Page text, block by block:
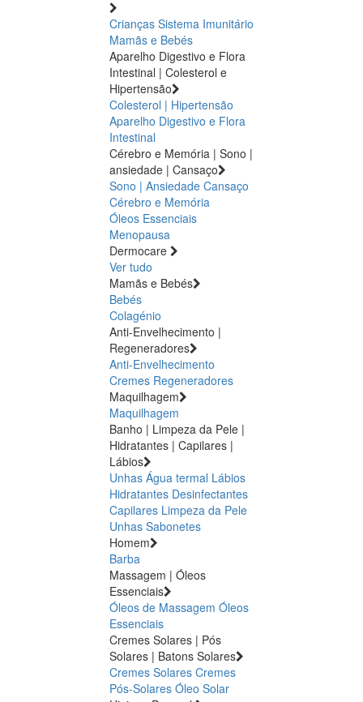
Crianças Sistema Imunitário
Mamãs e Bebés
Aparelho Digestivo e Flora
Intestinal | Colesterol e
Hipertensão
Colesterol | Hipertensão
Aparelho Digestivo e Flora
Intestinal
Cérebro e Memória | Sono |
ansiedade | Cansaço
Sono | Ansiedade Cansaço
Cérebro e Memória
Óleos Essenciais
Menopausa
Dermocare
Ver tudo
Mamãs e Bebés
Bebés
Colagénio
Anti-Envelhecimento |
Regeneradores
Anti-Envelhecimento
Cremes Regeneradores
Maquilhagem
Maquilhagem
Banho | Limpeza da Pele |
Hidratantes | Capilares |
Lábios
Unhas Água termal Lábios
Hidratantes Desinfectantes
Capilares Limpeza da Pele
Unhas Sabonetes
Homem
Barba
Massagem | Óleos
Essenciais
Óleos de Massagem Óleos
Essenciais
Cremes Solares | Pós
Solares | Batons Solares
Cremes Solares Cremes
Pós-Solares Óleo Solar